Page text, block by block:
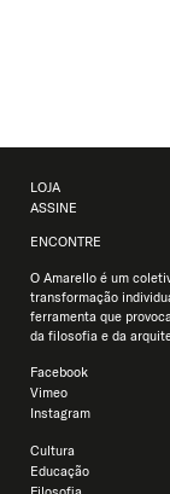
LOJA
ASSINE
ENCONTRE
O Amarello é um
transformação
ferramenta que
da filosofia e da
Facebook
Vimeo
Instagram
Cultura
Educação